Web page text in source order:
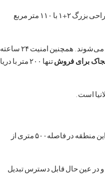
در مجتمع معتبر کوناک هومز ۲ واقع شده است. دارای طراحی بزرگ ۲+۱ با ۱۱۰ متر مربع
ساکنان از امکاناتی مانند استخرهای سرپوشیده و روباز، حمام ترکی، سونا، اتاق بخار و ماساژ بهره‌مند می‌شوند. همچنین امنیت ۲۴ ساعته
برای فروش
تنها ۲۰۰ متر با دریا
است.
کارجی‌چاک، محله‌ای زیبا در آلانیا، به خاطر سواحل خیره‌کننده و فضای آرامش‌بخش آن معروف است. این منطقه در فاصله۵۰۰ متری از
و در عین حال قابل دسترس تبدیل